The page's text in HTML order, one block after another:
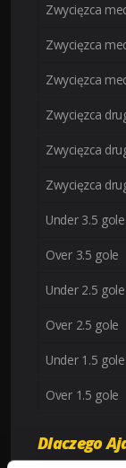
Zwycięzca
Zwycięzca
Zwycięzca
Zwycięzca
Zwycięzca
Zwycięzca
Under 3.5 gole
Over 3.5 gole
Under 2.5 gole
Over 2.5 gole
Under 1.5 gole
Over 1.5 gole
Dlaczego